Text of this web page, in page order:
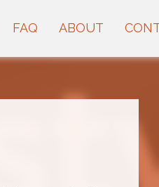
FAQ ABOUT